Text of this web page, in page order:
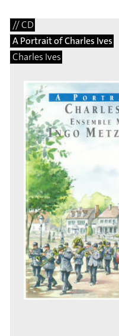
// CD
A Portrait of Charles Ives
Charles Ives